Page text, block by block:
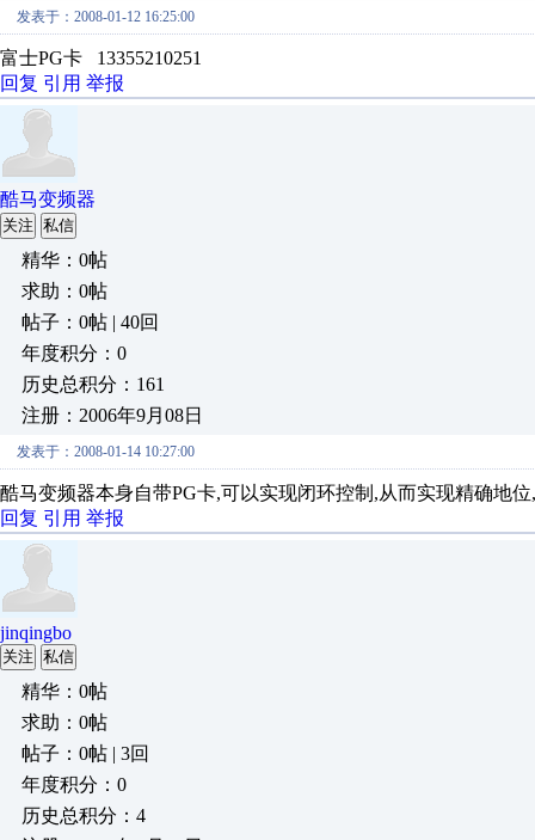
发表于：2008-01-12 16:25:00
富士PG卡 13355210251
回复 引用 举报
酷马变频器
关注 私信
精华：0帖
求助：0帖
帖子：0帖 | 40回
年度积分：0
历史总积分：161
注册：2006年9月08日
发表于：2008-01-14 10:27:00
酷马变频器本身自带PG卡,可以实现闭环控制,从而实现精确地
回复 引用 举报
jinqingbo
关注 私信
精华：0帖
求助：0帖
帖子：0帖 | 3回
年度积分：0
历史总积分：4